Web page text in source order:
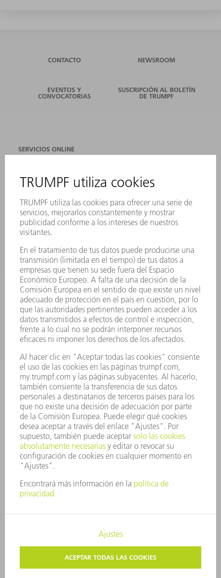
CONTACTO NEWSROOM
EVENTOS Y
CONVOCATORIAS
SUSCRIPCIÓN AL BOLETÍN
DE TRUMPF
SERVICIOS ONLINE
EVENTOS Y CONVOCATORIAS
REGISTRO PARA EL BOLETÍN INFORMATIVO
FICHAS TÉCNICAS DE SEGURIDAD
PRODUCTOS
MÁQUINAS Y SISTEMAS
LÁSER
HERRAMIENTAS PORTÁTILES
FÁBRICA INTELIGENTE
SOFTWARE
SERVICIOS
APLICACIONES
SECTORES
EMPRESA
CARRERA PROFESIONAL
OFERTAS DE TRABAJO
PERFIL DE LA EMPRESA
INFORME ANUAL
PRINCIPIOS CORPORATIVOS
CUMPLIMIENTO
SISTEMA DE INFORMADORES
SEGURIDAD
COMUNICADOS DE PRENSA
REVISTAS
SOSTENIBILIDAD
MEDIO AMBIENTE Y CLIMA
SOCIEDAD Y EMPRESA
GESTIÓN EMPRESARIAL
PROTECCIÓN DE DATOS
COPYRIGHT Y MARCA REGISTRADA
AJUSTES DE PRIVACIDAD